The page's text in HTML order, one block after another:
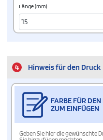
Länge (mm)
4 Hinweis für den Druck
FARBE FÜR
ZUM EINFÜGEN
Geben Sie hier die gewünschte